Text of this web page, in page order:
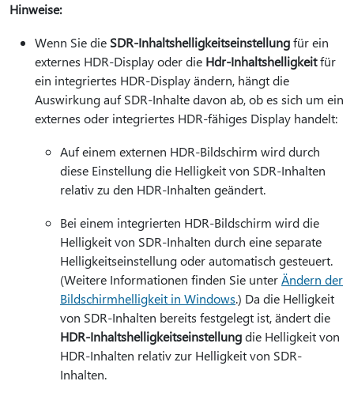
Hinweise:
Wenn Sie die SDR-Inhaltshelligkeitseinstellungfür ein
externes HDR-Display oder die Hdr-Inhaltshelligkeitfür
ein integriertes HDR-Display ändern, hängt die
Auswirkung auf SDR-Inhalte davon ab, ob es sich um ein
externes oder integriertes HDR-fähiges Display handelt:
Auf einem externen HDR-Bildschirm wird durch
diese Einstellung die Helligkeit von SDR-Inhalten
relativ zu den HDR-Inhalten geändert.
Bei einem integrierten HDR-Bildschirm wird die
Helligkeit von SDR-Inhalten durch eine separate
Helligkeitseinstellung oder automatisch gesteuert.
(Weitere Informationen finden Sie unterÄndern der
Bildschirmhelligkeit in Windows.) Da die Helligkeit
von SDR-Inhalten bereits festgelegt ist, ändert die
HDR-Inhaltshelligkeitseinstellungdie Helligkeit von
HDR-Inhalten relativ zur Helligkeit von SDR-
Inhalten.